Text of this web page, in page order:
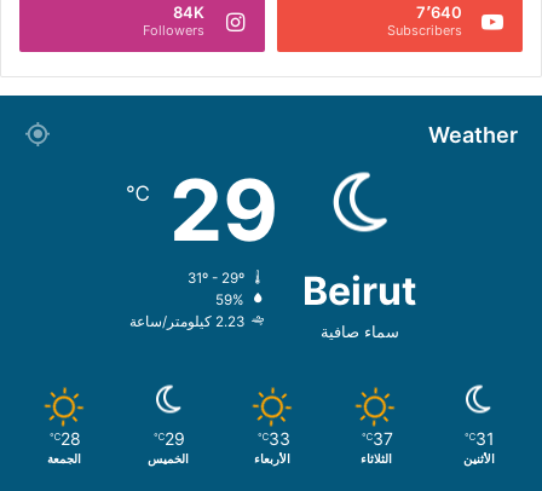
7٬640
Subscribers
84K
Followers
Weather
Beirut
سماء صافية
29
℃
59%
2.23 كيلومتر/ساعة
31
℃
الأثنين
37
℃
الثلاثاء
33
℃
الأربعاء
29
℃
الخميس
28
℃
الجمعة